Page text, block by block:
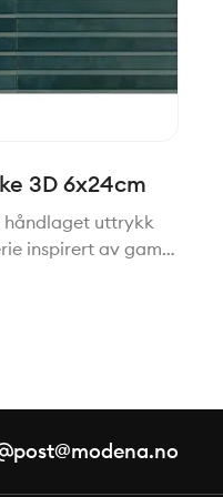
3D 6x24cm
håndlaget uttrykk
inspirert av gamle
teknologi.
kombinasjon
post@modena.no